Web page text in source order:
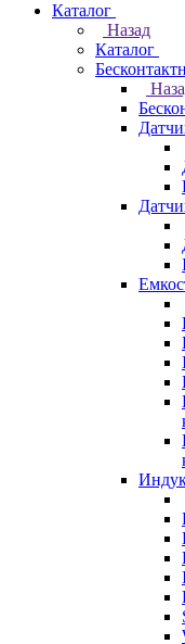
Каталог
Назад
Каталог